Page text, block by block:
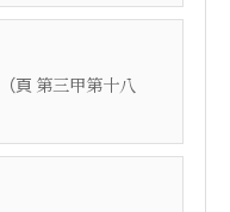
（頁 第三甲第十八